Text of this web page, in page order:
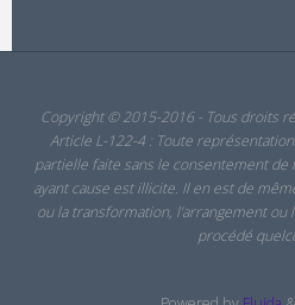
Copyright © 2015-2016 - Tous droits
Article L-122-4 : Toute
partielle faite sans le consentement de
ayant cause est illicite. Il en est de
ou la transformation, l'arrangement ou
procédé